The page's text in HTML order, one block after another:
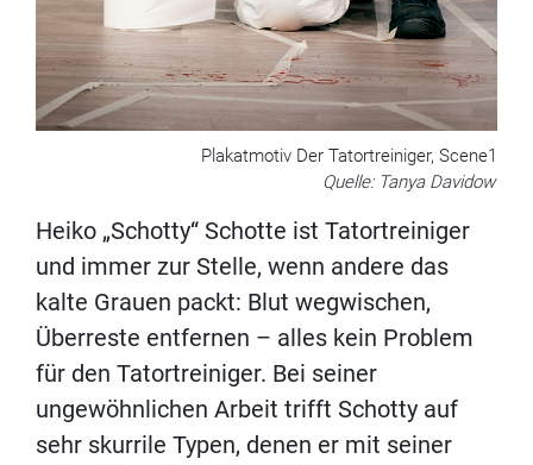
Plakatmotiv Der Tatortreiniger, Scene1
Quelle: Tanya Davidow
Heiko „Schotty“ Schotte ist Tatortreiniger
und immer zur Stelle, wenn andere das
kalte Grauen packt: Blut wegwischen,
Überreste entfernen – alles kein Problem
für den Tatortreiniger. Bei seiner
ungewöhn­lichen Arbeit trifft Schotty auf
sehr skurrile Typen, denen er mit seiner